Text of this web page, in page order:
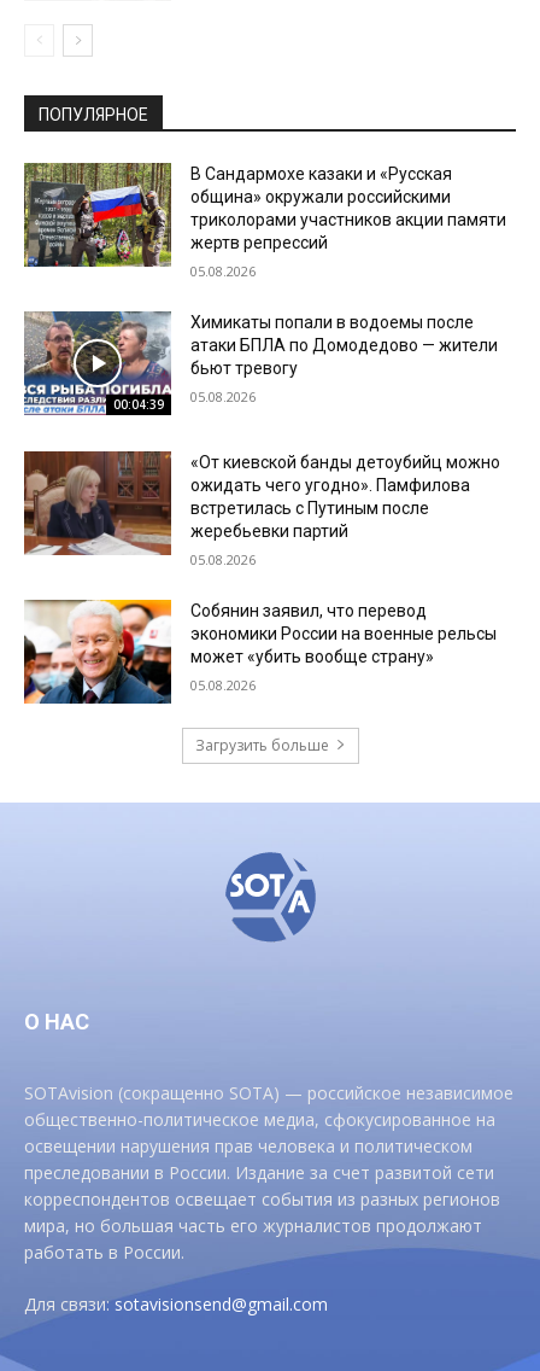
ПОПУЛЯРНОЕ
В Сандармохе казаки и «Русская
община» окружали российскими
триколорами участников акции памяти
жертв репрессий
05.08.2026
00:04:39
Химикаты попали в водоемы после
атаки БПЛА по Домодедово — жители
бьют тревогу
05.08.2026
«От киевской банды детоубийц можно
ожидать чего угодно». Памфилова
встретилась с Путиным после
жеребьевки партий
05.08.2026
Собянин заявил, что перевод
экономики России на военные рельсы
может «убить вообще страну»
05.08.2026
Загрузить больше
О НАС
SOTAvision (сокращенно SOTA) — российское независимое
общественно-политическое медиа, сфокусированное на
освещении нарушения прав человека и политическом
преследовании в России. Издание за счет развитой сети
корреспондентов освещает события из разных регионов
мира, но большая часть его журналистов продолжают
работать в России.
Для связи:sotavisionsend@gmail.com